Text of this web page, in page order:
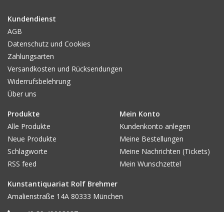
Fotografie
Varia & Rara
Kunst-Doku
Kundendienst
AGB
Datenschutz und Cookies
Zahlungsarten
Versandkosten und Rücksendungen
Widerrufsbelehrung
Über uns
Produkte
Alle Produkte
Neue Produkte
Schlagworte
RSS feed
Mein Konto
Kundenkonto anlegen
Meine Bestellungen
Meine Nachrichten (Tickets)
Mein Wunschzettel
Kunstantiquariat Rolf Brehmer
Amalienstraße 14A 80333 München